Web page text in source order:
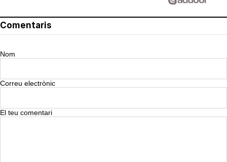
Comentaris
Nom
Correu electrònic
El teu comentari